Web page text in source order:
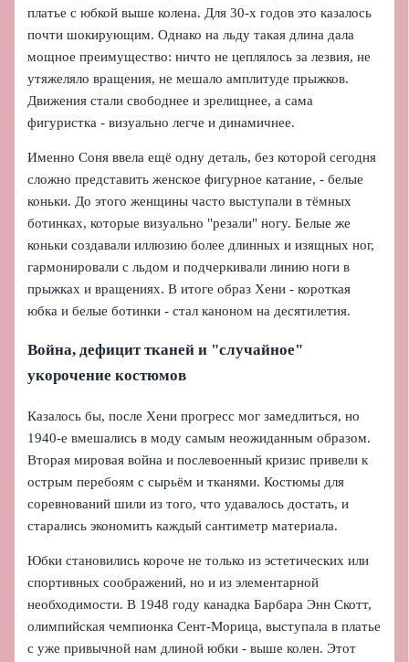
платье с юбкой выше колена. Для 30-х годов это казалось
почти шокирующим. Однако на льду такая длина дала
мощное преимущество: ничто не цеплялось за лезвия, не
утяжеляло вращения, не мешало амплитуде прыжков.
Движения стали свободнее и зрелищнее, а сама
фигуристка - визуально легче и динамичнее.
Именно Соня ввела ещё одну деталь, без которой сегодня
сложно представить женское фигурное катание, - белые
коньки. До этого женщины часто выступали в тёмных
ботинках, которые визуально "резали" ногу. Белые же
коньки создавали иллюзию более длинных и изящных ног,
гармонировали с льдом и подчеркивали линию ноги в
прыжках и вращениях. В итоге образ Хени - короткая
юбка и белые ботинки - стал каноном на десятилетия.
Война, дефицит тканей и "случайное"
укорочение костюмов
Казалось бы, после Хени прогресс мог замедлиться, но
1940-е вмешались в моду самым неожиданным образом.
Вторая мировая война и послевоенный кризис привели к
острым перебоям с сырьём и тканями. Костюмы для
соревнований шили из того, что удавалось достать, и
старались экономить каждый сантиметр материала.
Юбки становились короче не только из эстетических или
спортивных соображений, но и из элементарной
необходимости. В 1948 году канадка Барбара Энн Скотт,
олимпийская чемпионка Сент-Морица, выступала в платье
с уже привычной нам длиной юбки - выше колен. Этот